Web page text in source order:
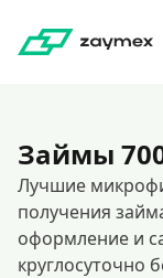
Займы
Лучшие
получения
оформление и
круглосуточно